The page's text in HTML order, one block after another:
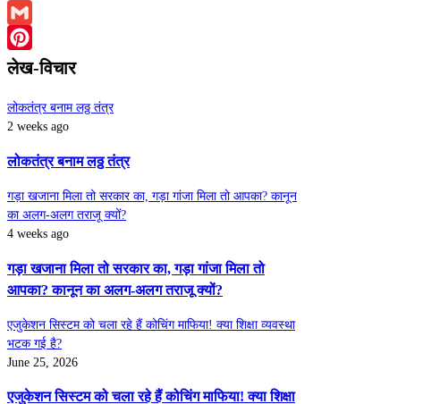
Email
Gmail
Pinterest
लेख-विचार
लोकतंत्र बनाम लठ्ठ तंत्र
2 weeks ago
लोकतंत्र बनाम लठ्ठ तंत्र
गड़ा खजाना मिला तो सरकार का, गड़ा गांजा मिला तो आपका? कानून
का अलग-अलग तराजू क्यों?
4 weeks ago
गड़ा खजाना मिला तो सरकार का, गड़ा गांजा मिला तो
आपका? कानून का अलग-अलग तराजू क्यों?
एजुकेशन सिस्टम को चला रहे हैं कोचिंग माफिया! क्या शिक्षा व्यवस्था
भटक गई है?
June 25, 2026
एजुकेशन सिस्टम को चला रहे हैं कोचिंग माफिया! क्या शिक्षा